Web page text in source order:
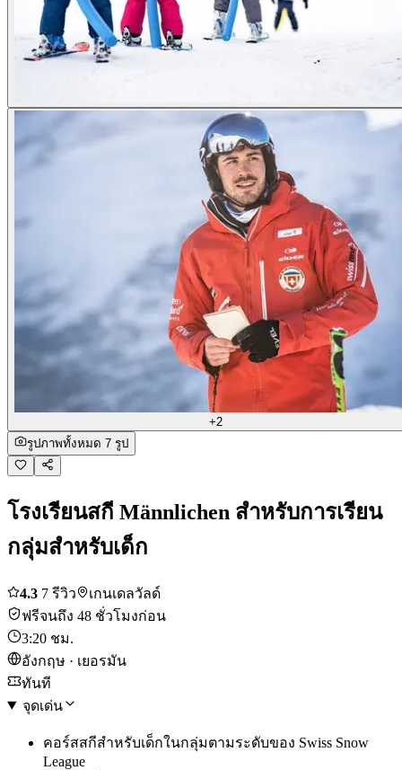
+2
รูปภาพทั้งหมด 7 รูป
โรงเรียนสกี Männlichen สำหรับการเรียน
กลุ่มสำหรับเด็ก
4.3 7 รีวิว
เกนเดลวัลด์
ฟรีจนถึง 48 ชั่วโมงก่อน
3:20 ชม.
อังกฤษ · เยอรมัน
ทันที
จุดเด่น
คอร์สสกีสำหรับเด็กในกลุ่มตามระดับของ Swiss Snow
League